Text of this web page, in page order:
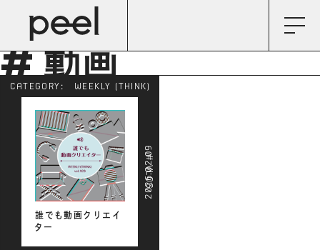
# 動画
誰でも動画クリエイ
ター
CATEGORY: WEEKLY (THINK)
2026.02.09
# VLOG